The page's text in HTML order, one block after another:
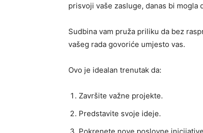
prisvoji vaše zasluge, danas bi mogla
Sudbina vam pruža priliku da bez
vašeg rada govoriće umjesto vas.
Ovo je idealan trenutak da:
Završite važne projekte.
Predstavite svoje ideje.